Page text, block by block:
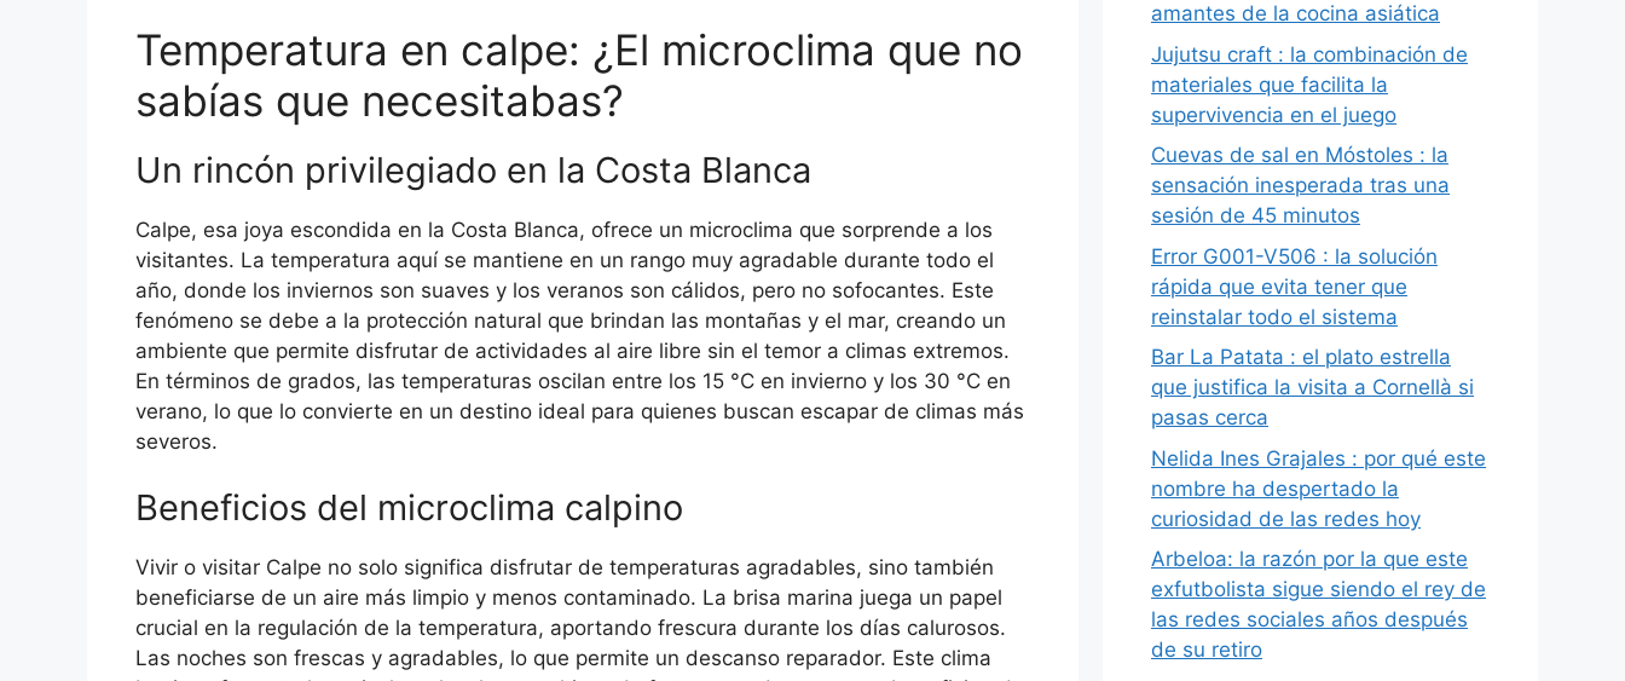
Temperatura en calpe: ¿El microclima que no
sabías que necesitabas?
Un rincón privilegiado en la Costa Blanca
Calpe, esa joya escondida en la Costa Blanca, ofrece un microclima que sorprende a los
visitantes. La temperatura aquí se mantiene en un rango muy agradable durante todo el
año, donde los inviernos son suaves y los veranos son cálidos, pero no sofocantes. Este
fenómeno se debe a la protección natural que brindan las montañas y el mar, creando un
ambiente que permite disfrutar de actividades al aire libre sin el temor a climas extremos.
En términos de grados, las temperaturas oscilan entre los 15 °C en invierno y los 30 °C en
verano, lo que lo convierte en un destino ideal para quienes buscan escapar de climas más
severos.
Beneficios del microclima calpino
Vivir o visitar Calpe no solo significa disfrutar de temperaturas agradables, sino también
beneficiarse de un aire más limpio y menos contaminado. La brisa marina juega un papel
crucial en la regulación de la temperatura, aportando frescura durante los días calurosos.
Las noches son frescas y agradables, lo que permite un descanso reparador. Este clima
amantes de la cocina asiática
Jujutsu craft : la combinación de
materiales que facilita la
supervivencia en el juego
Cuevas de sal en Móstoles : la
sensación inesperada tras una
sesión de 45 minutos
Error G001-V506 : la solución
rápida que evita tener que
reinstalar todo el sistema
Bar La Patata : el plato estrella
que justifica la visita a Cornellà si
pasas cerca
Nelida Ines Grajales : por qué este
nombre ha despertado la
curiosidad de las redes hoy
Arbeloa: la razón por la que este
exfutbolista sigue siendo el rey de
las redes sociales años después
de su retiro